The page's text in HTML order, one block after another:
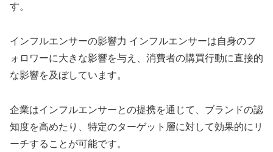
す。
インフルエンサーの影響力 インフルエンサーは自身のフ
ォロワーに大きな影響を与え、消費者の購買行動に直接的
な影響を及ぼしています。
企業はインフルエンサーとの提携を通じて、ブランドの認
知度を高めたり、特定のターゲット層に対して効果的にリ
ーチすることが可能です。